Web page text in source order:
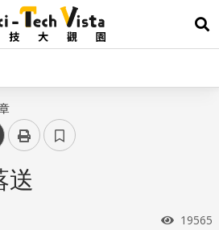
展
送
瀏覽次
19565